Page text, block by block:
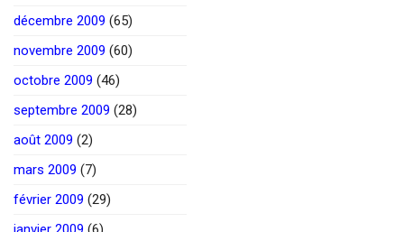
décembre 2009 (65)
novembre 2009 (60)
octobre 2009 (46)
septembre 2009 (28)
août 2009 (2)
mars 2009 (7)
février 2009 (29)